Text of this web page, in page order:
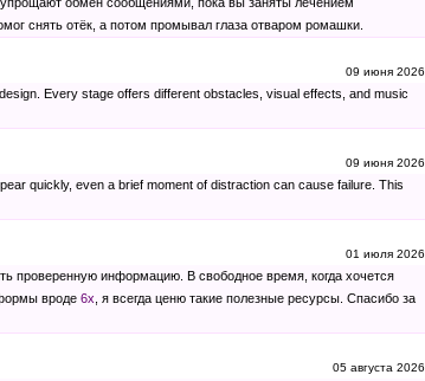
снять отёк, а потом промывал глаза отваром ромашки.
09 июня 2026
Every stage offers different obstacles, visual effects, and music
09 июня 2026
quickly, even a brief moment of distraction can cause failure. This
01 июля 2026
проверенную информацию. В свободное время, когда хочется
вроде 6x , я всегда ценю такие полезные ресурсы. Спасибо за
05 августа 2026